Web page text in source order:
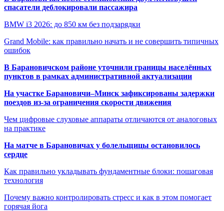
спасатели деблокировали пассажира
BMW i3 2026: до 850 км без подзарядки
Grand Mobile: как правильно начать и не совершить типичных
ошибок
В Барановичском районе уточнили границы населённых
пунктов в рамках административной актуализации
На участке Барановичи–Минск зафиксированы задержки
поездов из-за ограничения скорости движения
Чем цифровые слуховые аппараты отличаются от аналоговых
на практике
На матче в Барановичах у болельщицы остановилось
сердце
Как правильно укладывать фундаментные блоки: пошаговая
технология
Почему важно контролировать стресс и как в этом помогает
горячая йога